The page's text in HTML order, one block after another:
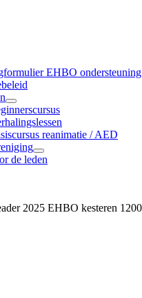
EHBO ondersteuning
reanimatie / AED
de leden